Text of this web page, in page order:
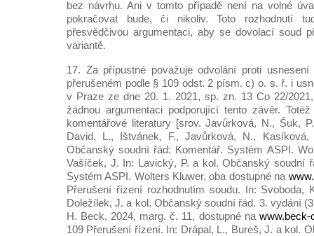
bez návrhu. Ani v tomto případě není na volné
pokračovat bude, či nikoliv. Toto rozhodnutí
přesvědčivou argumentaci, aby se dovolací soud
variantě.
17. Za přípustné považuje odvolání proti
přerušeném podle § 109 odst. 2 písm. c) o. s. ř. i
v Praze ze dne 20. 1. 2021, sp. zn. 13 Co 22/
žádnou argumentaci podporující tento závěr.
komentářové literatury [srov. Javůrková, N., Šuk,
David, L., Ištvánek, F., Javůrková, N.,
Občanský soudní řád: Komentář. Systém ASPI.
Vašíček, J. In: Lavický, P. a kol. Občanský soudní
Systém ASPI. Wolters Kluwer, oba dostupné na
Přerušení řízení rozhodnutím soudu. In: Svoboda,
Doležílek, J. a kol. Občanský soudní řád. 3. vydání
H. Beck, 2024, marg. č. 11, dostupné na www.beck-
109 Přerušení řízení. In: Drápal, L., Bureš, J. a kol.